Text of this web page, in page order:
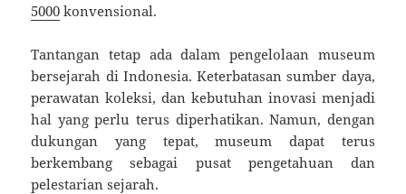
5000 konvensional.
Tantangan tetap ada dalam pengelolaan museum
bersejarah di Indonesia. Keterbatasan sumber daya,
perawatan koleksi, dan kebutuhan inovasi menjadi
hal yang perlu terus diperhatikan. Namun, dengan
dukungan yang tepat, museum dapat terus
berkembang sebagai pusat pengetahuan dan
pelestarian sejarah.